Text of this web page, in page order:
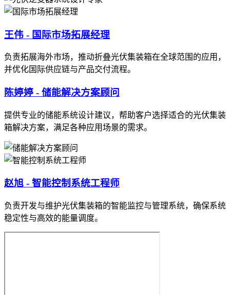
王伟 - 国际市场拓展经理
负责拓展海外市场，推动折叠光伏集装箱在全球范围的应用，
并优化国际供应链与产品交付流程。
陈婷婷 - 储能解决方案顾问
提供专业的储能系统设计建议，帮助客户选择适合的光伏集装
箱解决方案，满足各种应用场景的需求。
赵旭 - 智能控制系统工程师
负责开发与维护光伏集装箱的智能监控与管理系统，确保系统
稳定性与高效的能量调度。